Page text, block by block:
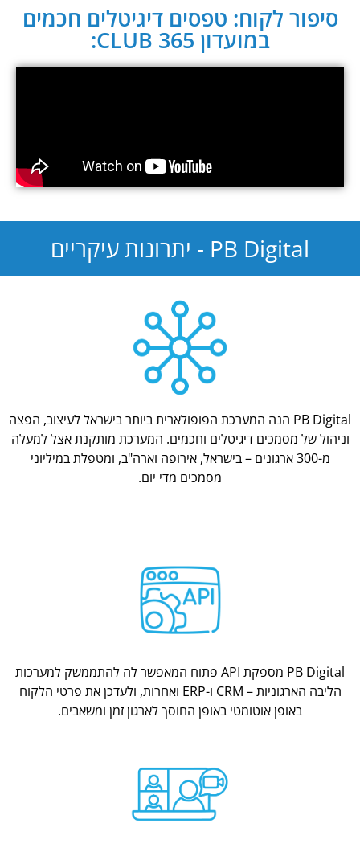
סיפור לקוח: טפסים דיגיטלים חכמים
במועדון CLUB 365:
PB Digital - יתרונות עיקריים
PB Digital הנה המערכת הפופולארית ביותר בישראל לעיצוב, הפצה
וניהול של מסמכים דיגיטלים וחכמים. המערכת מותקנת אצל למעלה
מ-300 ארגונים – בישראל, אירופה וארה"ב, ומטפלת במיליוני
מסמכים מדי יום.
PB Digital מספקת API פתוח המאפשר לה להתממשק למערכות
הליבה הארגוניות – CRM ו-ERP ואחרות, ולעדכן את פרטי הלקוח
באופן אוטומטי באופן החוסך לארגון זמן ומשאבים.